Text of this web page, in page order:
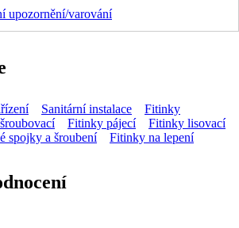
upozornění/varování
Sanitární instalace
Fitinky
Fitinky pájecí
Fitinky lisovací
spojky a šroubení
Fitinky na lepení